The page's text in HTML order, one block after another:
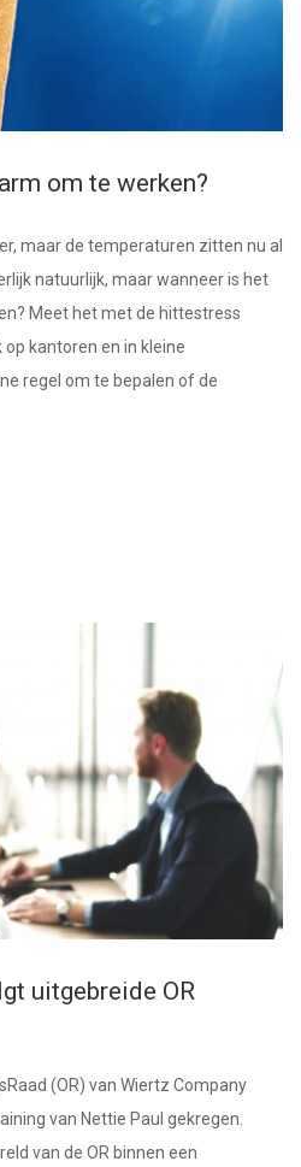
om te werken?
maar de temperaturen zitten nu al
natuurlijk, maar wanneer is het
Meet het met de hittestress
kantoren en in kleine
regel om te bepalen of de
uitgebreide OR
(OR) van Wiertz Company
van Nettie Paul gekregen.
van de OR binnen een